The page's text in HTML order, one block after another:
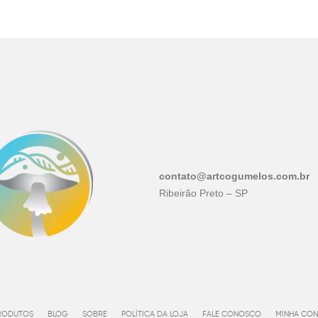
contato@artcogumelos.com.br
Ribeirão Preto – SP
BLOG SOBRE POLÍTICA DA LOJA FALE CONOSCO MINHA